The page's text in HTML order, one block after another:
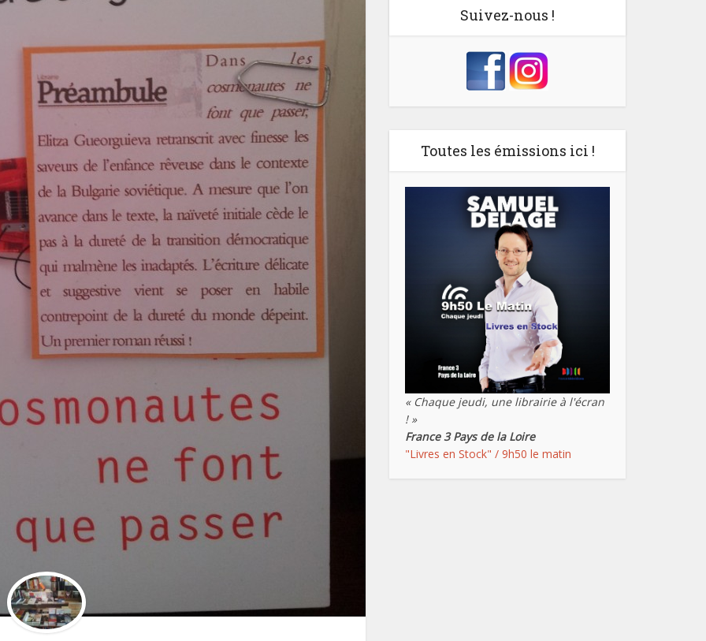
Suivez-nous !
Toutes les émissions ici !
« Chaque jeudi, une librairie à l'écran
! »
France 3 Pays de la Loire
"Livres en Stock" / 9h50 le matin